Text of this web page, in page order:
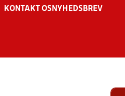
KONTAKT OS NYHEDSBREV